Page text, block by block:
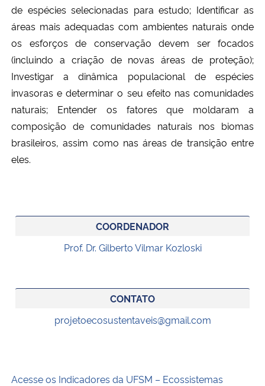
Gabinete de Segurança Institucional
Advocacia-Geral da União
Banco Central do Brasil
Planalto
de espécies selecionadas para estudo; Identificar as
áreas mais adequadas com ambientes naturais onde
os esforços de conservação devem ser focados
(incluindo a criação de novas áreas de proteção);
Investigar a dinâmica populacional de espécies
invasoras e determinar o seu efeito nas comunidades
naturais; Entender os fatores que moldaram a
composição de comunidades naturais nos biomas
brasileiros, assim como nas áreas de transição entre
eles.
COORDENADOR
Prof. Dr. Gilberto Vilmar Kozloski
CONTATO
projetoecosustentaveis@gmail.com
Acesse os Indicadores da UFSM – Ecossistemas